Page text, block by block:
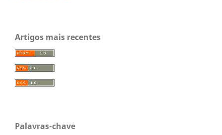
Artigos mais recentes
Palavras-chave